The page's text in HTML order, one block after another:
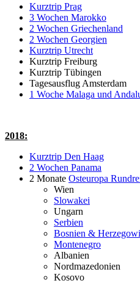
Kurztrip Prag
3 Wochen Marokko
2 Wochen Griechenland
2 Wochen Georgien
Kurztrip Utrecht
Kurztrip Freiburg
Kurztrip Tübingen
Tagesausflug Amsterdam
1 Woche Malaga und
2018:
Kurztrip Den Haag
2 Wochen Panama
2 Monate Osteuropa
Wien
Slowakei
Ungarn
Serbien
Bosnien &
Montenegro
Albanien
Nordmazedonien
Kosovo